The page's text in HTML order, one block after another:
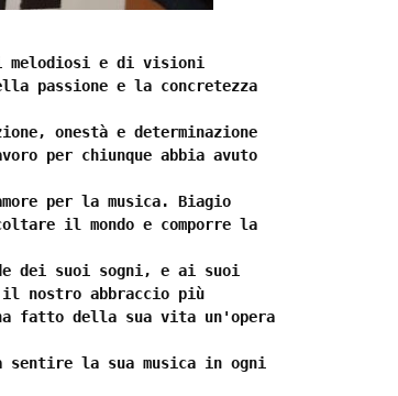
melodiosi e di visioni
passione e la concretezza
onestà e determinazione
per chiunque abbia avuto
per la musica. Biagio
il mondo e comporre la
dei suoi sogni, e ai suoi
nostro abbraccio più
fatto della sua vita un'opera
sentire la sua musica in ogni